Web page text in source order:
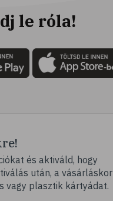
betegség
nap
le róla!
és aktiváld, hogy
után, a vásárláskor
vagy plasztik kártyádat.